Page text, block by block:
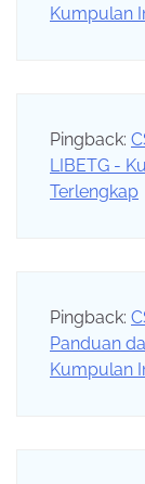
Kumpulan
Pingback:
LIBETG -
Terlengkap
Pingback:
Panduan
Kumpulan